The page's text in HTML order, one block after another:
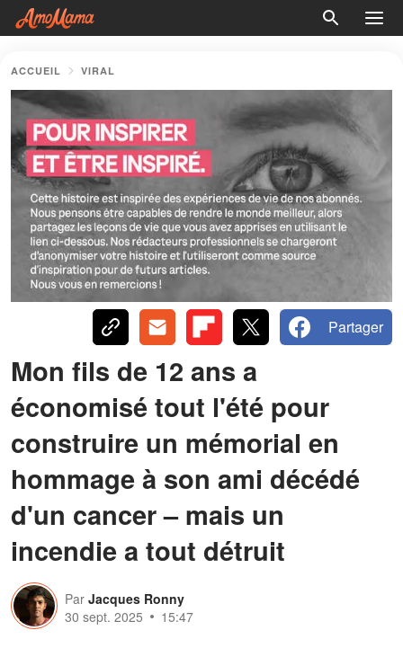
ACCUEIL VIRAL
Partager
Mon fils de 12 ans a
économisé tout l'été pour
construire un mémorial en
hommage à son ami décédé
d'un cancer – mais un
incendie a tout détruit
Par Jacques Ronny
30 sept. 2025
15:47